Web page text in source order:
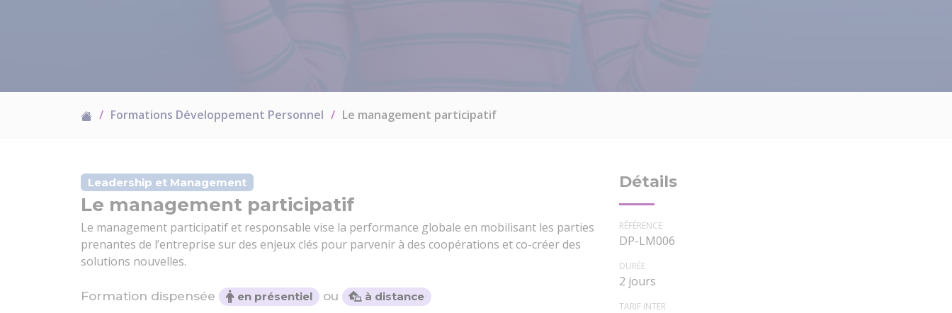
Formations Développement Personnel Le management participatif
Leadership et Management
Le management participatif
Le management participatif et responsable vise la performance globale en mobilisant les parties
prenantes de l’entreprise sur des enjeux clés pour parvenir à des coopérations et co-créer des
solutions nouvelles.
Formation dispensée en présentiel ou à distance
Détails
RÉFÉRENCE
DP-LM006
DURÉE
2 jours
TARIF INTER